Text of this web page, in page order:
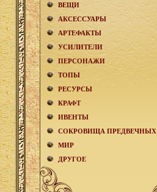
ВЕЩИ
АКCЕСCУАРЫ
АРТЕФАКТЫ
УСИЛИТЕЛИ
ПЕРСОНАЖИ
ТОПЫ
РЕСУРСЫ
КРАФТ
ИВЕНТЫ
СОКРОВИЩА ПРЕДВЕЧНЫХ
МИР
ДРУГОЕ